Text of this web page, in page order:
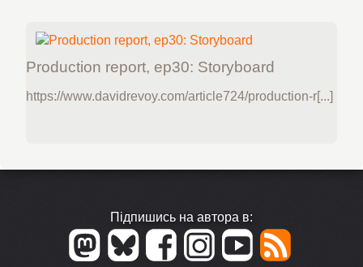
Production report, ep30: Storyboard
https://www.davidrevoy.com/article724/production-r[...]
Підпишись на автора в: